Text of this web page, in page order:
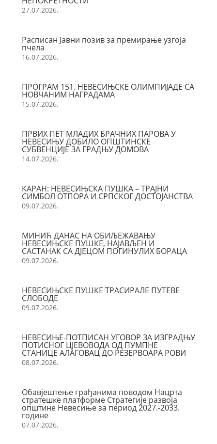
27.07.2026.
Расписан Јавни позив за премирање узгоја
пчела
16.07.2026.
ПРОГРАМ 151. НЕВЕСИЊСКЕ ОЛИМПИЈАДЕ СА
НОВЧАНИМ НАГРАДАМА
15.07.2026.
ПРВИХ ПЕТ МЛАДИХ БРАЧНИХ ПАРОВА У
НЕВЕСИЊУ ДОБИЛО ОПШТИНСКЕ
СУБВЕНЦИЈЕ ЗА ГРАДЊУ ДОМОВА
14.07.2026.
КАРАН: НЕВЕСИЊСКА ПУШКА – ТРАЈНИ
СИМБОЛ ОТПОРА И СРПСКОГ ДОСТОЈАНСТВА
09.07.2026.
МИНИЋ ДАНАС НА ОБИЉЕЖАВАЊУ
НЕВЕСИЊСКЕ ПУШКЕ, НАЈАВЉЕН И
САСТАНАК СА ДЈЕЦОМ ПОГИНУЛИХ БОРАЦА
09.07.2026.
НЕВЕСИЊСКЕ ПУШКЕ ТРАСИРАЛЕ ПУТЕВЕ
СЛОБОДЕ
09.07.2026.
НЕВЕСИЊЕ-ПОТПИСАН УГОВОР ЗА ИЗГРАДЊУ
ПОТИСНОГ ЦЈЕВОВОДА ОД ПУМПНЕ
СТАНИЦЕ АЛАГОВАЦ ДО РЕЗЕРВОАРА РОВИ
08.07.2026.
Обавјештење грађанима поводом Нацрта
стратешке платформе Стратегије развоја
општине Невесиње за период 2027.-2033.
године
07.07.2026.